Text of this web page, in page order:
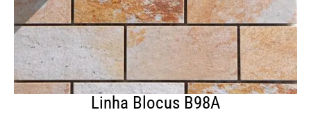
Linha Blocus B98A